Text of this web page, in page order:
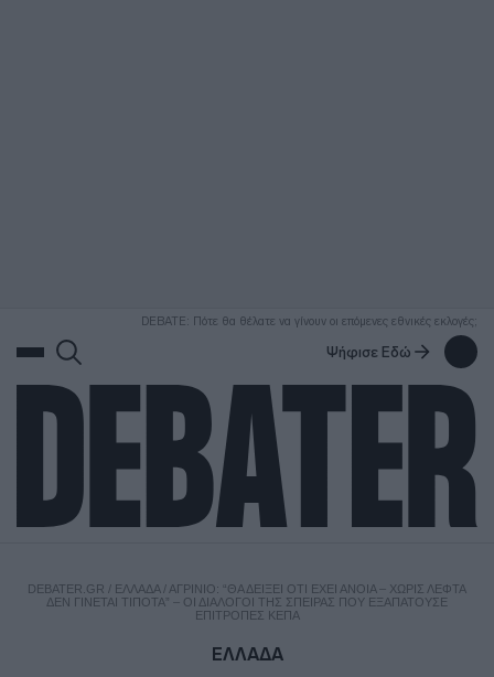
DEBATE: Πότε θα θέλατε να γίνουν οι επόμενες εθνικές εκλογές;
Ψήφισε Εδώ
DEBATER.GR / ΕΛΛΑΔΑ/ ΑΓΡΊΝΙΟ: “ΘΑ ΔΕΊΞΕΙ ΌΤΙ ΈΧΕΙ ΆΝΟΙΑ – ΧΩΡΊΣ ΛΕΦΤΆ
ΔΕΝ ΓΊΝΕΤΑΙ ΤΊΠΟΤΑ” – ΟΙ ΔΙΆΛΟΓΟΙ ΤΗΣ ΣΠΕΊΡΑΣ ΠΟΥ ΕΞΑΠΑΤΟΎΣΕ
ΕΠΙΤΡΟΠΈΣ ΚΕΠΑ
ΕΛΛΑΔΑ